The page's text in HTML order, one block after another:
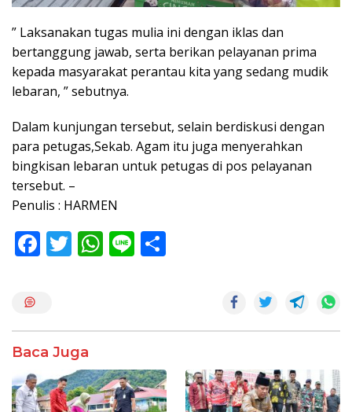
” Laksanakan tugas mulia ini dengan iklas dan
bertanggung jawab, serta berikan pelayanan prima
kepada masyarakat perantau kita yang sedang mudik
lebaran, ” sebutnya.
Dalam kunjungan tersebut, selain berdiskusi dengan
para petugas,Sekab. Agam itu juga menyerahkan
bingkisan lebaran untuk petugas di pos pelayanan
tersebut. –
Penulis : HARMEN
F
o
k
T W
p
p
Li
Baca Juga